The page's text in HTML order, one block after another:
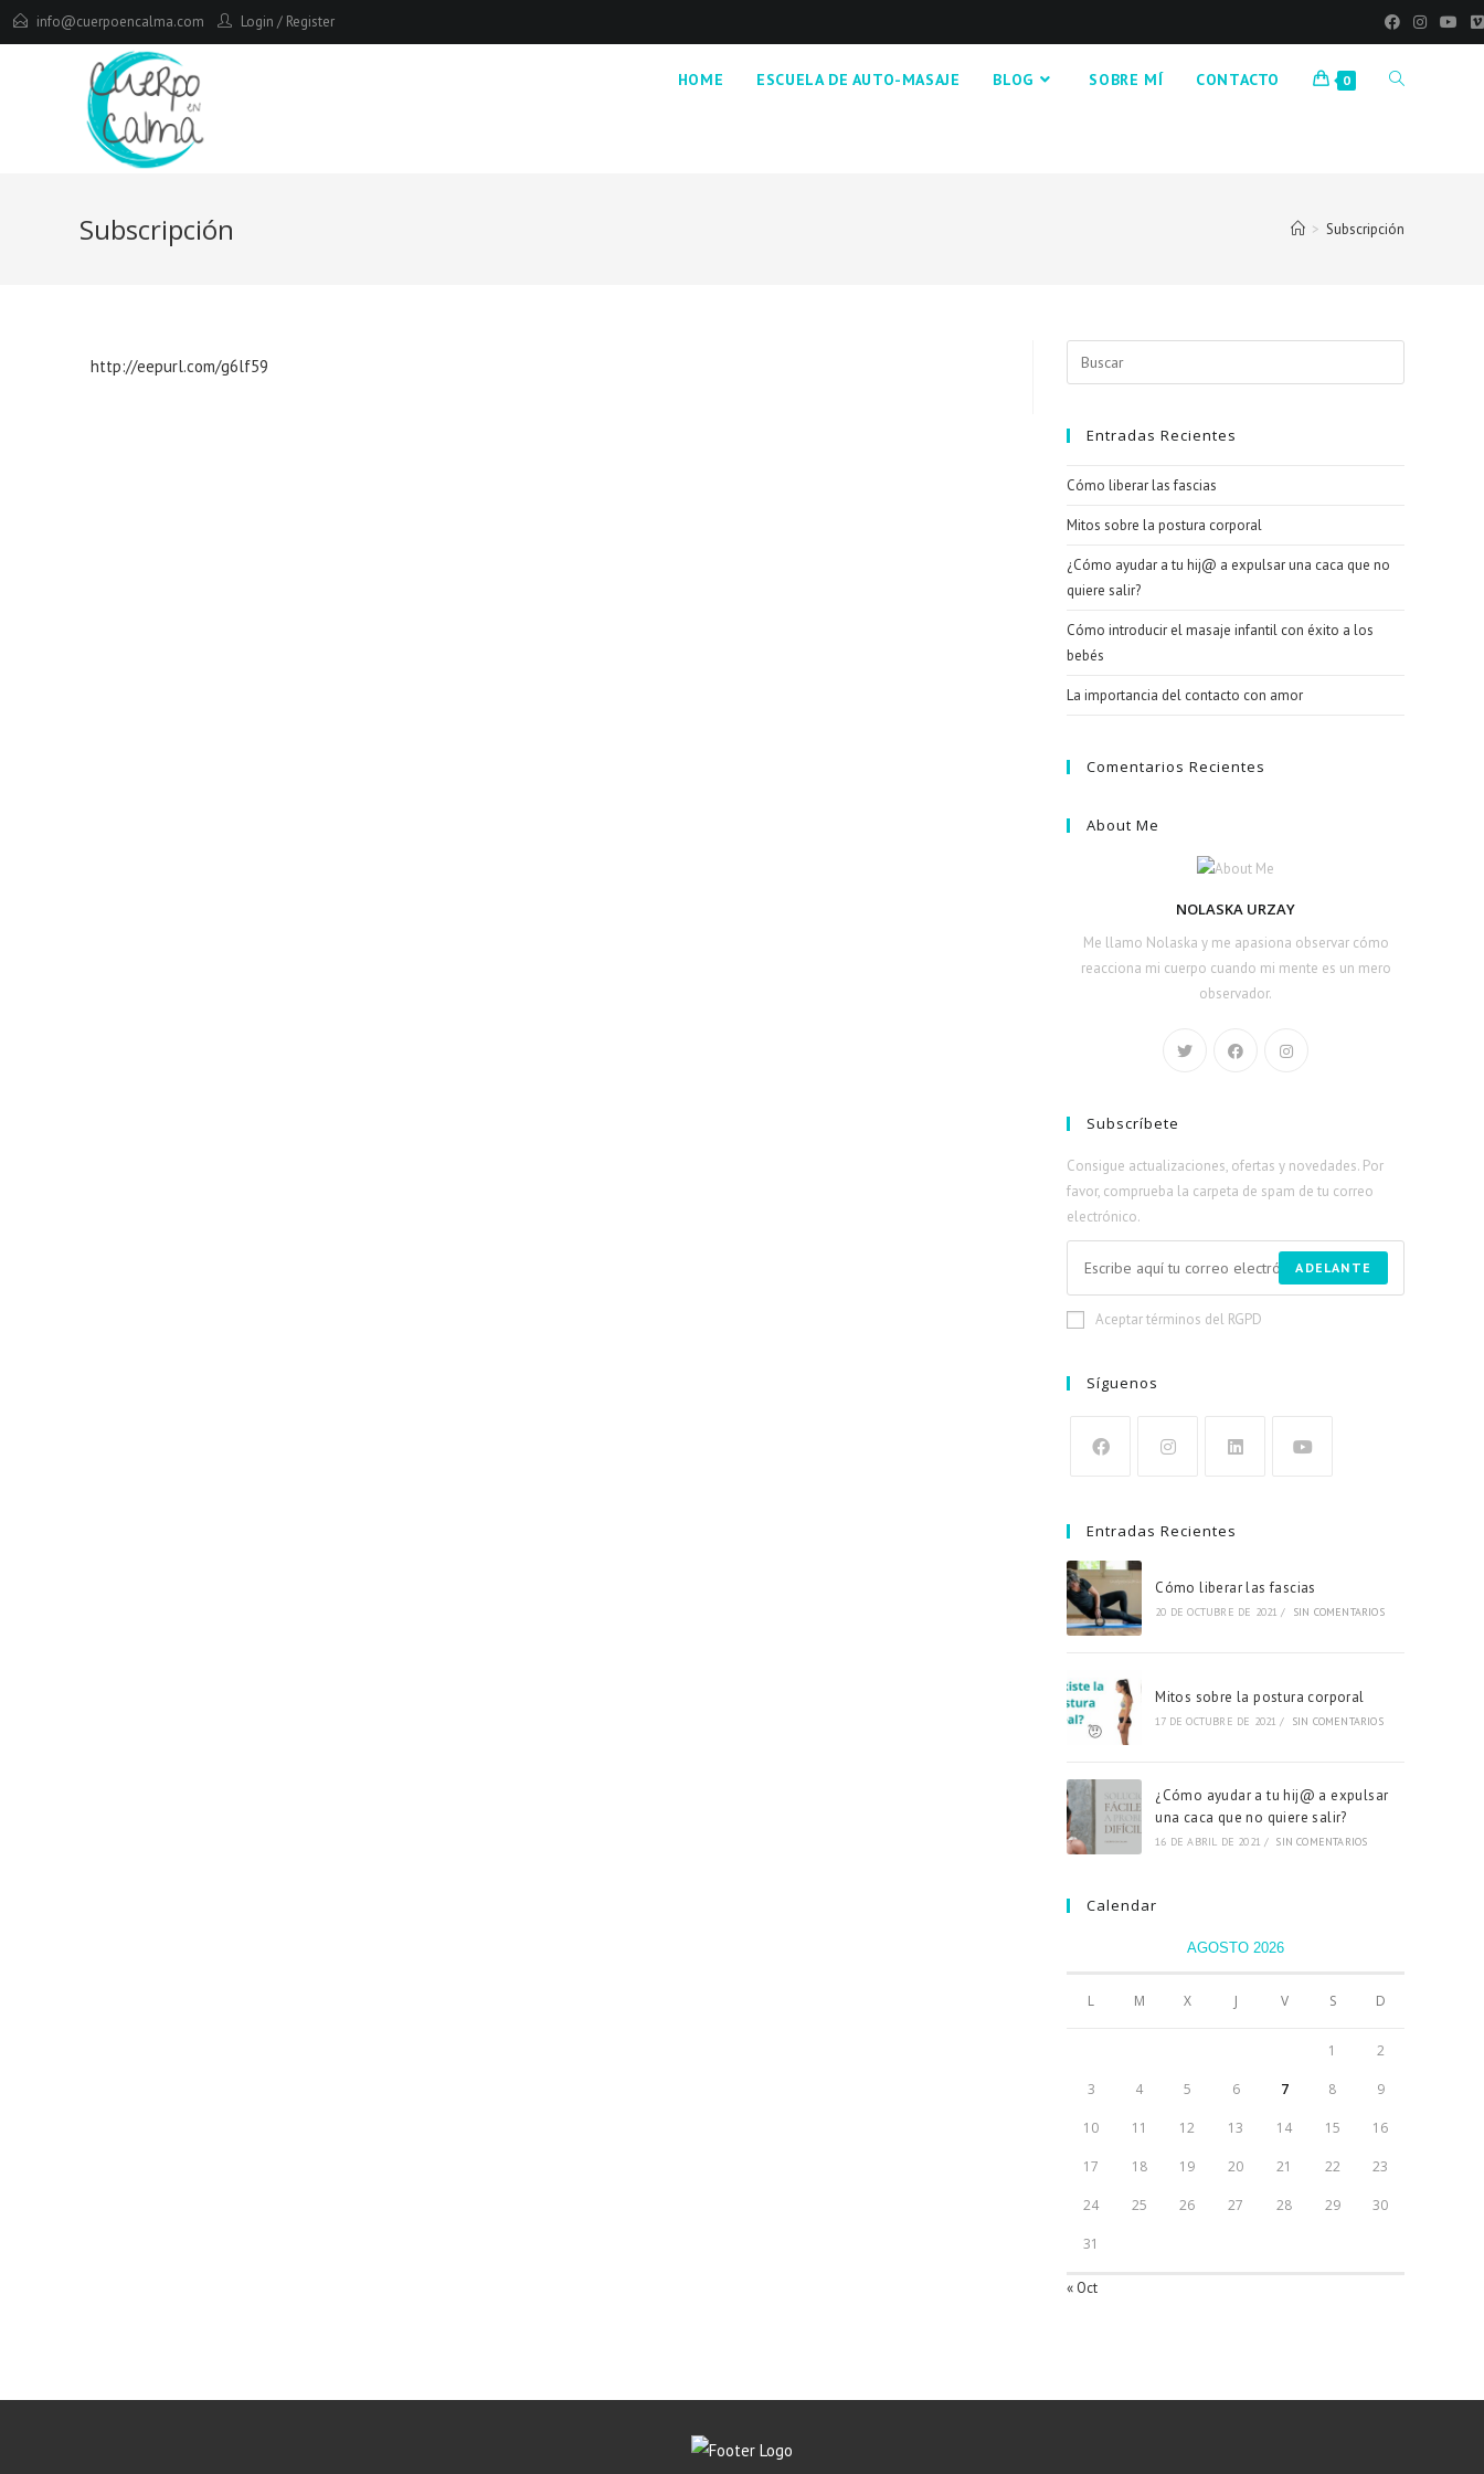
info@cuerpoencalma.com Login / Register
HOME ESCUELA DE AUTO-MASAJE BLOG SOBRE MÍ CONTACTO 0
Subscripción > Subscripción
http://eepurl.com/g6lf59
Entradas Recientes
Cómo liberar las fascias
Mitos sobre la postura corporal
¿Cómo ayudar a tu hij@ a expulsar una caca que no
quiere salir?
Cómo introducir el masaje infantil con éxito a los
bebés
La importancia del contacto con amor
Comentarios Recientes
About Me
NOLASKA URZAY
Me llamo Nolaska y me apasiona observar cómo
reacciona mi cuerpo cuando mi mente es un mero
observador.
Subscríbete
Consigue actualizaciones, ofertas y novedades. Por
favor, comprueba la carpeta de spam de tu correo
electrónico.
ADELANTE
Aceptar términos del RGPD
Síguenos
Entradas Recientes
Cómo liberar las fascias
20 DE OCTUBRE DE 2021 / SIN COMENTARIOS
Mitos sobre la postura corporal
17 DE OCTUBRE DE 2021 / SIN COMENTARIOS
¿Cómo ayudar a tu hij@ a expulsar
una caca que no quiere salir?
16 DE ABRIL DE 2021 / SIN COMENTARIOS
Calendar
AGOSTO 2026
L M X J V S D
1 2
3 4 5 6 7 8 9
10 11 12 13 14 15 16
17 18 19 20 21 22 23
24 25 26 27 28 29 30
31
« Oct